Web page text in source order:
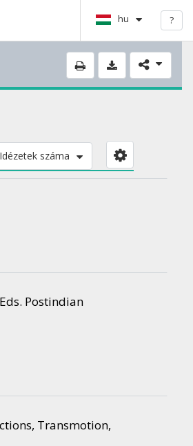
hu ?
Idézetek száma
Postindian
Transmotion,